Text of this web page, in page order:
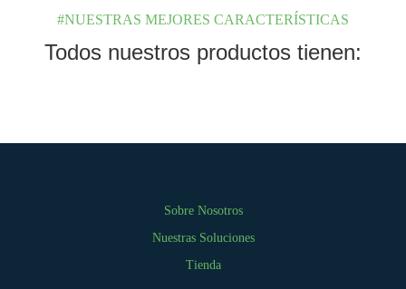
#NUESTRAS MEJORES CARACTERÍSTICAS
Todos nuestros productos tienen:
Sobre Nosotros
Nuestras Soluciones
Tienda